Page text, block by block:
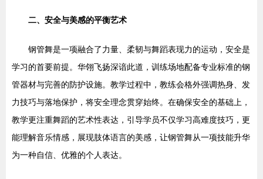
二、安全与美感的平衡艺术
钢管舞是一项融合了力量、柔韧与舞蹈表现力的运动，安全是
学习的首要前提。华翎飞扬深谙此道，训练场地配备专业标准的钢
管器材与完善的防护设施。教学过程中，教练会格外强调热身、发
力技巧与落地保护，将安全理念贯穿始终。在确保安全的基础上，
教学更注重舞蹈的艺术性表达，引导学员不仅学习高难度技巧，更
能理解音乐情感，展现肢体语言的美感，让钢管舞从一项技能升华
为一种自信、优雅的个人表达。